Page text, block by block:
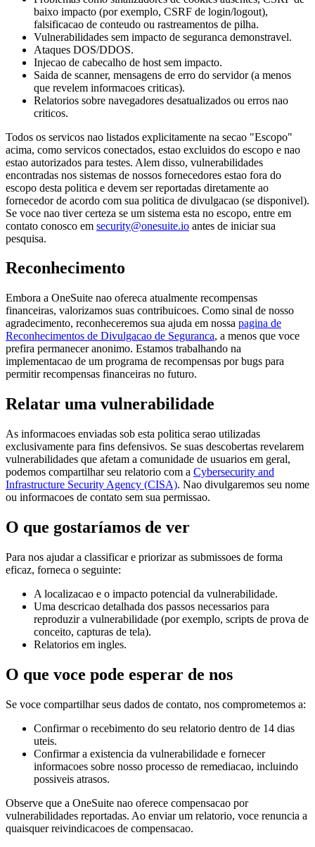
baixo impacto (por exemplo, CSRF de login/logout),
falsificacao de conteudo ou rastreamentos de pilha.
Vulnerabilidades sem impacto de seguranca demonstravel.
Ataques DOS/DDOS.
Injecao de cabecalho de host sem impacto.
Saida de scanner, mensagens de erro do servidor (a menos
que revelem informacoes criticas).
Relatorios sobre navegadores desatualizados ou erros nao
criticos.
Todos os servicos nao listados explicitamente na secao "Escopo"
acima, como servicos conectados, estao excluidos do escopo e nao
estao autorizados para testes. Alem disso, vulnerabilidades
encontradas nos sistemas de nossos fornecedores estao fora do
escopo desta politica e devem ser reportadas diretamente ao
fornecedor de acordo com sua politica de divulgacao (se disponivel).
Se voce nao tiver certeza se um sistema esta no escopo, entre em
contato conosco em security@onesuite.io antes de iniciar sua
pesquisa.
Reconhecimento
Embora a OneSuite nao ofereca atualmente recompensas
financeiras, valorizamos suas contribuicoes. Como sinal de nosso
agradecimento, reconheceremos sua ajuda em nossa pagina de
Reconhecimentos de Divulgacao de Seguranca, a menos que voce
prefira permanecer anonimo. Estamos trabalhando na
implementacao de um programa de recompensas por bugs para
permitir recompensas financeiras no futuro.
Relatar uma vulnerabilidade
As informacoes enviadas sob esta politica serao utilizadas
exclusivamente para fins defensivos. Se suas descobertas revelarem
vulnerabilidades que afetam a comunidade de usuarios em geral,
podemos compartilhar seu relatorio com a Cybersecurity and
Infrastructure Security Agency (CISA). Nao divulgaremos seu nome
ou informacoes de contato sem sua permissao.
O que gostaríamos de ver
Para nos ajudar a classificar e priorizar as submissoes de forma
eficaz, forneca o seguinte:
A localizacao e o impacto potencial da vulnerabilidade.
Uma descricao detalhada dos passos necessarios para
reproduzir a vulnerabilidade (por exemplo, scripts de prova de
conceito, capturas de tela).
Relatorios em ingles.
O que voce pode esperar de nos
Se voce compartilhar seus dados de contato, nos comprometemos a:
Confirmar o recebimento do seu relatorio dentro de 14 dias
uteis.
Confirmar a existencia da vulnerabilidade e fornecer
informacoes sobre nosso processo de remediacao, incluindo
possiveis atrasos.
Observe que a OneSuite nao oferece compensacao por
vulnerabilidades reportadas. Ao enviar um relatorio, voce renuncia a
quaisquer reivindicacoes de compensacao.